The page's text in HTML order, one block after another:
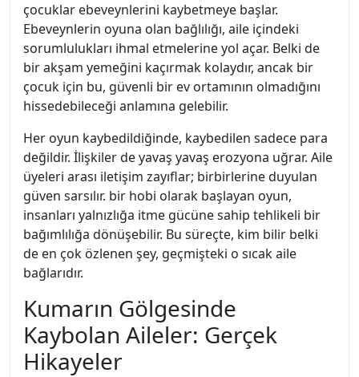
çocuklar ebeveynlerini kaybetmeye başlar.
Ebeveynlerin oyuna olan bağlılığı, aile içindeki
sorumlulukları ihmal etmelerine yol açar. Belki de
bir akşam yemeğini kaçırmak kolaydır, ancak bir
çocuk için bu, güvenli bir ev ortamının olmadığını
hissedebileceği anlamına gelebilir.
Her oyun kaybedildiğinde, kaybedilen sadece para
değildir. İlişkiler de yavaş yavaş erozyona uğrar. Aile
üyeleri arası iletişim zayıflar; birbirlerine duyulan
güven sarsılır. bir hobi olarak başlayan oyun,
insanları yalnızlığa itme gücüne sahip tehlikeli bir
bağımlılığa dönüşebilir. Bu süreçte, kim bilir belki
de en çok özlenen şey, geçmişteki o sıcak aile
bağlarıdır.
Kumarın Gölgesinde
Kaybolan Aileler: Gerçek
Hikayeler